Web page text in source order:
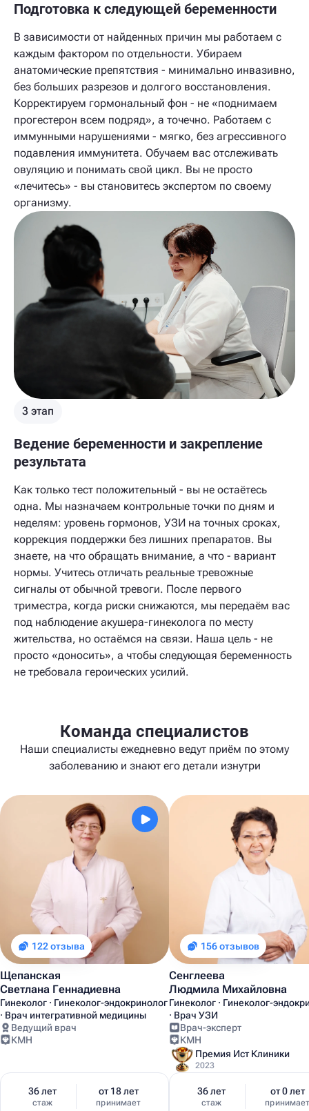
Подготовка к следующей беременности
В зависимости от найденных причин мы работаем с
каждым фактором по отдельности. Убираем
анатомические препятствия - минимально инвазивно,
без больших разрезов и долгого восстановления.
Корректируем гормональный фон - не «поднимаем
прогестерон всем подряд», а точечно. Работаем с
иммунными нарушениями - мягко, без агрессивного
подавления иммунитета. Обучаем вас отслеживать
овуляцию и понимать свой цикл. Вы не просто
«лечитесь» - вы становитесь экспертом по своему
организму.
3 этап
Ведение беременности и закрепление
результата
Как только тест положительный - вы не остаётесь
одна. Мы назначаем контрольные точки по дням и
неделям: уровень гормонов, УЗИ на точных сроках,
коррекция поддержки без лишних препаратов. Вы
знаете, на что обращать внимание, а что - вариант
нормы. Учитесь отличать реальные тревожные
сигналы от обычной тревоги. После первого
триместра, когда риски снижаются, мы передаём вас
под наблюдение акушера-гинеколога по месту
жительства, но остаёмся на связи. Наша цель - не
просто «доносить», а чтобы следующая беременность
не требовала героических усилий.
Команда специалистов
Наши специалисты ежедневно ведут приём по этому
заболеванию и знают его детали изнутри
122 отзыва
Щепанская
Светлана Геннадиевна
Гинеколог · Гинеколог-эндокринолог
· Врач интегративной медицины
Ведущий врач
КМН
36 лет
стаж
от 18 лет
принимает
156 отзывов
Сенглеева
Людмила Михайловна
Гинеколог · Гинеколог-
· Врач УЗИ
Врач-эксперт
КМН
Премия Ист Клиники
2023
36 лет
стаж
от 0 лет
принимает